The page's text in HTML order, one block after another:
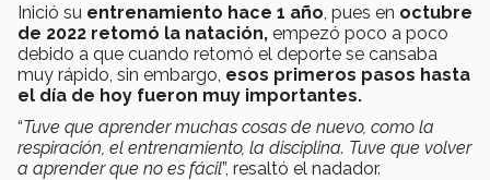
Inició su entrenamiento hace 1 año , pues en octubre
de 2022 retomó la natación, empezó poco a poco
debido a que cuando retomó el deporte se cansaba
muy rápido, sin embargo, esos primeros pasos hasta
el día de hoy fueron muy importantes.
“Tuve que aprender muchas cosas de nuevo, como la
respiración, el entrenamiento, la disciplina. Tuve que volver
a aprender que no es fácil”, resaltó el nadador.